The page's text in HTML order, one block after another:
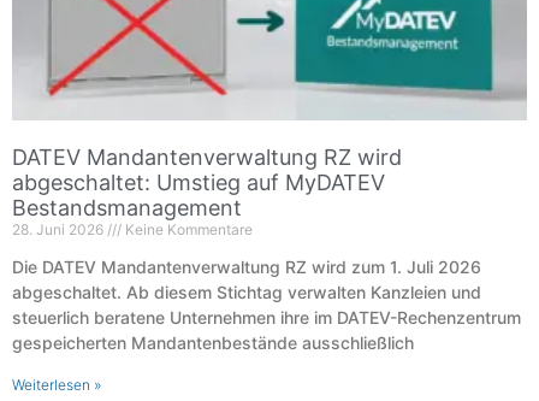
DATEV Mandantenverwaltung RZ wird
abgeschaltet: Umstieg auf MyDATEV
Bestandsmanagement
28. Juni 2026 Keine Kommentare
Die DATEV Mandantenverwaltung RZ wird zum 1. Juli 2026
abgeschaltet. Ab diesem Stichtag verwalten Kanzleien und
steuerlich beratene Unternehmen ihre im DATEV-Rechenzentrum
gespeicherten Mandantenbestände ausschließlich
Weiterlesen »